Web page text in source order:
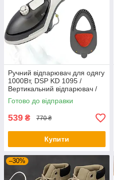
Ручний відпарювач для одягу
1000Вт, DSP KD 1095 /
Вертикальний відпарювач /
Парова праска
Готово до відправки
539 ₴ 770 ₴
Купити
–30%